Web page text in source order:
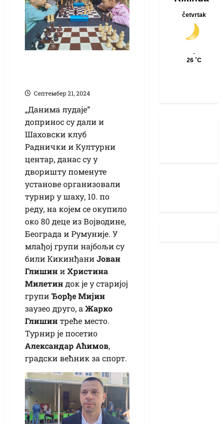
Септембер 21, 2024
„Данима лудаје”
допринос су дали и
Шаховски клуб
Раднички и Културни
центар, данас су у
дворишту поменуте
установе организовали
турнир у шаху, 10. по
реду, на којем се окупило
око 80 деце из Војводине,
Београда и Румуније. У
млађој групи најбољи су
били Кикинђани Јован
Глишини Христина
Милетин док је у старијој
групи Ђорђе Мијин
заузео друго, а Жарко
Глишинтреће место.
Турнир је посетио
Александар Аћимов,
градски већник за спорт.